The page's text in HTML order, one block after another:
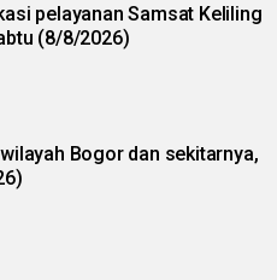
pelayanan Samsat Keliling
(8/8/2026)
Bogor dan sekitarnya,